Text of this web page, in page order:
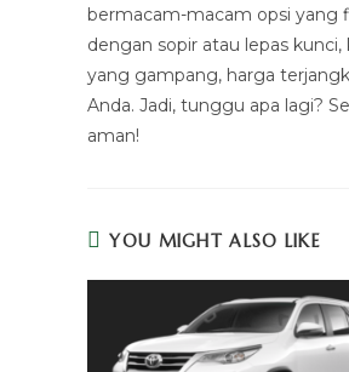
bermacam-macam opsi yang
dengan sopir atau lepas
yang gampang, harga
Anda. Jadi, tunggu apa lagi?
aman!
YOU MIGHT ALSO LIKE